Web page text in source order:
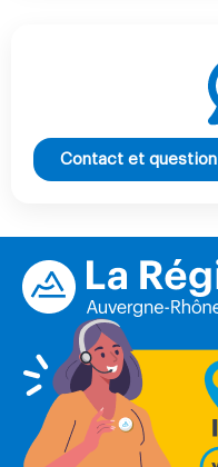
Contact et question